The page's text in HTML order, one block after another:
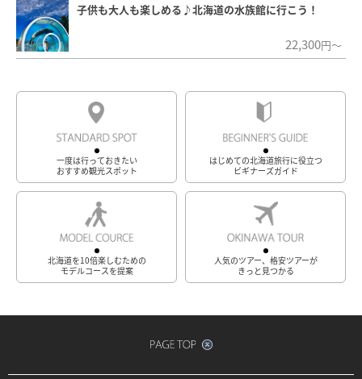
子供も大人も楽しめる♪北海道の水族館に行こう！
22,300円～
一度は行っておきたい
おすすめ観光スポット
はじめての北海道旅行に役立つ
ビギナーズガイド
北海道を10倍楽しむための
モデルコースを提案
人気のツアー、格安ツアーが
きっと見つかる